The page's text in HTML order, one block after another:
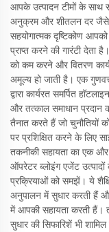
आपके उत्पादन टीमों के साथ
अनुक्रम और शीतलन दर जैसे
सहयोगात्मक दृष्टिकोण
प्राप्त करने की गारंटी देता
को कम करने और वितरण
अमूल्य हो जाती है। एक
द्वारा कार्यरत समर्पित
और तत्काल समाधान प्रदान
तैनात करते हैं जो चुनौतियों
पर प्रशिक्षित करने के लिए
तकनीकी सहायता का एक
ऑपरेटर ब्लोइंग एजेंट
प्रक्रियाओं को समझें। ये
अनुपालन में सुधार करती हैं और
में आपकी सहायता करती हैं।
सुधार की सिफारिशें भी